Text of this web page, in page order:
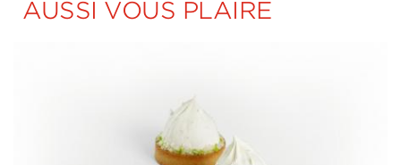
AUSSI VOUS PLAIRE